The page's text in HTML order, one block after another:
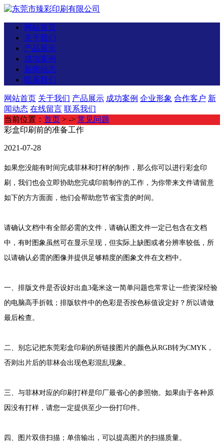
网站首页
关于我们
产品展示
成功案例
新闻动态
联系我们
网站首页 关于我们 产品展示 成功案例 企业形象 合作客户 新
闻动态 在线留言 联系我们
当前位置： 首页 > -> 常见问题
彩盒印刷前的准备工作
2021-07-28
如果您没能有时间完成菲林和打样的制作，那么你可以进行彩盒印
刷，我们也会立即协助您完成印前制作的工作，为你带来文件请留意
如下的方方面面，他们会帮助您节省宝贵的时间。
请确认文档中有全部必需的文件，请确认图文件一定已包含在文档
中，有时图象虽然可在显示呈现，但实际上缺图或者分辨率较低，所
以请确认必需的图像并提供足够精度的图象文件在文档中。
一、排版文件是否设好出血3毫米这一简单问题也常常让一些资深经验
的电脑高手折戟；排版软件中的色彩是否按色标值设定好？所以请做
最后检查。
二、别忘记把东莞彩盒印刷的所链接图片的颜色从RGB转为CMYK，
否则出片后的菲林会出现色彩混乱现象。
三、与菲林对应的印刷打样是印厂最省心的参照物。如果由于各种原
因没有打样，请您一定提供至少一份打印件。
四、图片双倍扫描；单倍输出，可以提高图片的扫描质量。